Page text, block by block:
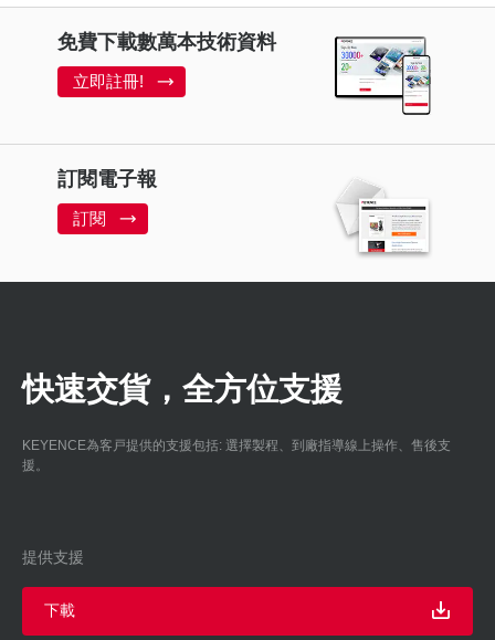
免費下載數萬本技術資料
立即註冊!
訂閱電子報
訂閱
快速交貨，全方位支援
KEYENCE為客戸提供的支援包括: 選擇製程、到廠指導線上操作、售後支
援。
提供支援
下載